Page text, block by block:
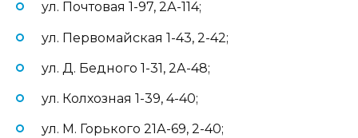
ул. Почтовая 1-97, 2А-114;
ул. Первомайская 1-43, 2-42;
ул. Д. Бедного 1-31, 2А-48;
ул. Колхозная 1-39, 4-40;
ул. М. Горького 21А-69, 2-40;